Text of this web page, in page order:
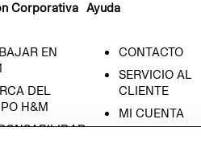
Corporativa
EN
DEL
H&M
Ayuda
CONTACTO
SERVICIO AL
CLIENTE
MI CUENTA